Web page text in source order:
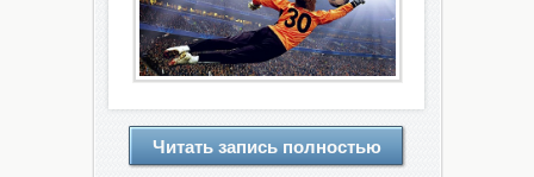
Читать запись полностью